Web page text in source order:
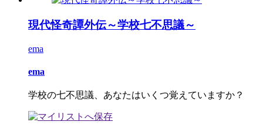
現代怪奇譚外伝～学校七不思議～
ema
ema
学校の七不思議、あなたはいくつ覚えていますか？